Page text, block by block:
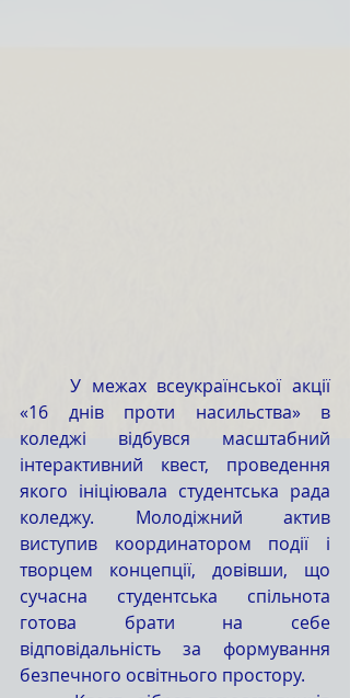
«16 днів проти насильства» в
коледжі відбувся масштабний
інтерактивний квест, проведення
якого ініціювала студентська рада
коледжу. Молодіжний актив
виступив координатором події і
творцем концепції, довівши, що
сучасна студентська спільнота
готова брати на себе
відповідальність за формування
безпечного освітнього простору.